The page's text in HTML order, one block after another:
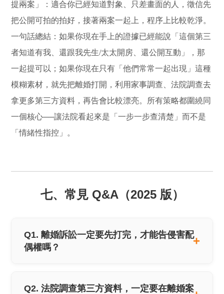
提兩案」：適合你已經知道對象、只差畫面的人，徵信先
把公開可拍的拍好，接著兩案一起上，程序上比較乾淨。
一句話總結：如果你現在手上的證據已經能說「這個第三
者知道有我、還跟我先生/太太開房、還公開互動」，那
一起提可以；如果你現在只有「他們常常一起出現」這種
模糊素材，就先把離婚打開，利用家事調查、法院調查去
拿更多第三方資料，再告會比較漂亮。所有策略都圍繞同
一個核心──讓法院看起來是「一步一步查清楚」而不是
「情緒性指控」。
七、常見 Q&A（2025 版）
Q1. 離婚訴訟一定要先打完，才能告侵害配
偶權嗎？
Q2. 法院調查第三方資料，一定要在離婚案